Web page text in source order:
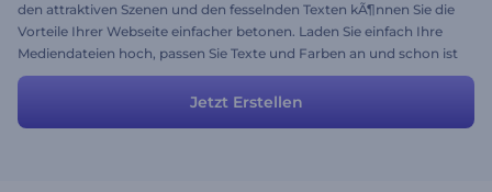
den attraktiven Szenen und den fesselnden Texten kÃ¶nnen Sie die
Vorteile Ihrer Webseite einfacher betonen. Laden Sie einfach Ihre
Mediendateien hoch, passen Sie Texte und Farben an und schon ist
Ihr Video fertig!
Jetzt Erstellen